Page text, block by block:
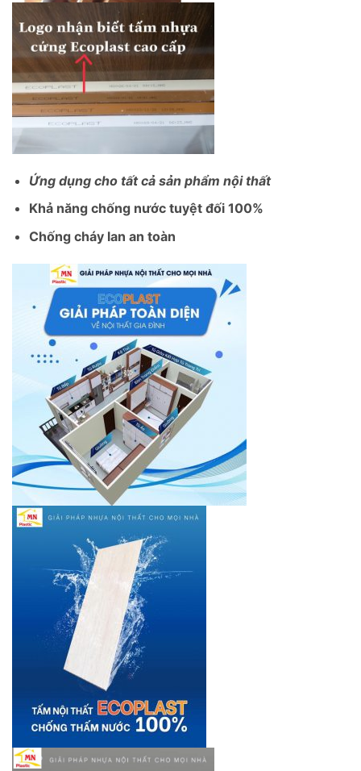
Ứng dụng cho tất cả sản phẩm nội thất
Khả năng chống nước tuyệt đối 100%
Chống cháy lan an toàn